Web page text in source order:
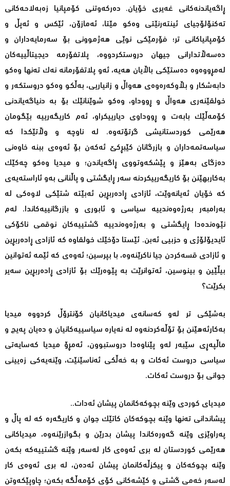
ڕاگەیاندنەکانى غەیری خۆیان. دەرکەوتنى کۆمپانیا زەبەلاحەکانى
تەکنۆلۆجیاى ئینتەرنێتى وەکو مێتا، ئەمازۆن، ئێکس و ئەپڵ و
کۆمپانیاکانى تر؛ فۆرمێکى نوێى هەژموونى بۆ سەرمایەداران و
دەسەڵاتدارانى جیهان دروستکردووە، پلاتفۆرمە دیجیتاڵییەکان
لەمڕووەوە دەستێکی باڵایان هەیە، ئەو پلاتفۆرمانە نەک تەنها وەکو
دابەشکار و بڵاوکەرەوەى هەواڵ و زانیاریی، بەڵکو وەکو دروستکەر و
خولقێنەرى هەواڵ و ڕووداو، وەکو شوێنانێك بۆ بە دنیاگەیاندنى
کۆمەڵێك بابەت و ڕووداوى دیارییکراو، ئەم کاریگەرییە بێگومان
هەرێمى کوردستانیشى گرتۆتەوە. لە ناوچە و وڵاتێکدا کە
سیاسەتمەداران و بازرگانان کێبڕکێ ئەکەن بۆ ئەوەی ببنە خاوەنی
دەزگاى بەهێز و پێشکەوتووی ڕاگەیاندن؛ و میدیا وەکو چەکێک
بەکاربهێنن بۆ کاریگەرییکردنە سەر ڕایگشتى و پاڵنانى بەو ئاراستەیەی
کە خۆیان ئەیانەوێت، ئازادی ڕادەربڕین ئەبێتە شتێکی لاوەکی لە
بەرامبەر بەرژەوەندییە سیاسی و ئابوری و بازرگانییەکاندا. لەم
نێوەندەدا ڕایگشتى و بەرژەوەندییە گشتییەکان نوقمى ناکۆکی
ئایدیۆلۆژی و حزبیی ئەبن. ئێستا دۆخێك خولقاوە کە ئازادى ڕادەربڕین
و ئازادى قسەکردن جیا ناکرێنەوە، با بپرسین؛ ئەوەى کە ئێمە ئەتوانین
بیڵێین و بینوسین، ئەتوانرێت بە پێوەرێک بۆ ئازادی ڕادەربڕین سەیر
بکرێت؟
بەشێکی تر لەو کەسانەى میدیاکانیان کۆنترۆڵ کردووە میدیا
بەکارئەهێنن بۆ تۆڵەکردنەوە لە نەیارە سیاسییەکانیان و دەیان پەیج و
ماڵپەڕى سێبەر لەو پێناوەدا دروستبوون، ئەمڕۆ میدیا کەسایەتی
سیاسی دروست ئەکات و بە خەڵکى ئەناسێنێت، وێنەیەکى زەیینى
جوانى بۆ دروست ئەکات.
میدیاى کوردى وێنە بچوکەکانمان پیشان ئەدات..
پیشاندانى تەنها وێنە بچوکەکان کاتێك جوان و کاریگەرە کە لە پاڵ و
پەراوێزى وێنە گەورەکاندا پیشان بدرێن و بگوازرێنەوە، میدیاکانى
هەرێمی کوردستان لە بری ئەوەى کار لەسەر وێنە گشتییەکە بکەن
وێنە بچوکەکان و پیکزڵەکانمان پیشان ئەدەن، لە برى ئەوەى کار
لەسەر خەمی گشتی و کێشەکانی کۆی کۆمەڵگە بکەن؛ چاوپێکەوتن